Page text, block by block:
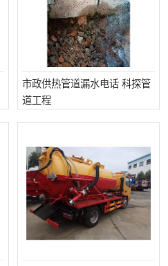
市政供热管道漏水电话 科探管
道工程